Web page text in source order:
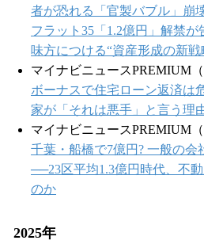
者が恐れる「官製バブル」崩
フラット35「1.2億円」解禁
味方につける“資産形成の新戦
マイナビニュースPREMIUM（
ボーナスで住宅ローン返済は
家が「それは悪手」と言う理
マイナビニュースPREMIUM（
千葉・船橋で7億円? 一般の会
──23区平均1.3億円時代、不
のか
2025年